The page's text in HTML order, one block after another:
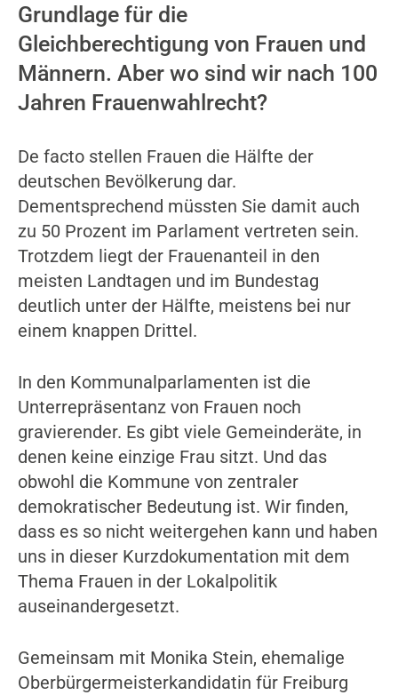
Grundlage für die
Gleichberechtigung von Frauen und
Männern. Aber wo sind wir nach 100
Jahren Frauenwahlrecht?
De facto stellen Frauen die Hälfte der
deutschen Bevölkerung dar.
Dementsprechend müssten Sie damit auch
zu 50 Prozent im Parlament vertreten sein.
Trotzdem liegt der Frauenanteil in den
meisten Landtagen und im Bundestag
deutlich unter der Hälfte, meistens bei nur
einem knappen Drittel.
In den Kommunalparlamenten ist die
Unterrepräsentanz von Frauen noch
gravierender. Es gibt viele Gemeinderäte, in
denen keine einzige Frau sitzt. Und das
obwohl die Kommune von zentraler
demokratischer Bedeutung ist. Wir finden,
dass es so nicht weitergehen kann und haben
uns in dieser Kurzdokumentation mit dem
Thema Frauen in der Lokalpolitik
auseinandergesetzt.
Gemeinsam mit Monika Stein, ehemalige
Oberbürgermeisterkandidatin für Freiburg